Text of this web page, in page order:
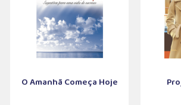
O Amanhã Começa Hoje